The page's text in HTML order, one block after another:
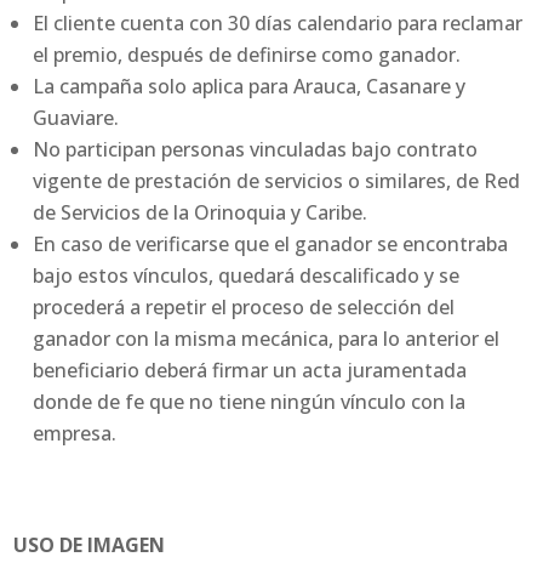
El cliente cuenta con 30 días calendario para reclamar
el premio, después de definirse como ganador.
La campaña solo aplica para Arauca, Casanare y
Guaviare.
No participan personas vinculadas bajo contrato
vigente de prestación de servicios o similares, de Red
de Servicios de la Orinoquia y Caribe.
En caso de verificarse que el ganador se encontraba
bajo estos vínculos, quedará descalificado y se
procederá a repetir el proceso de selección del
ganador con la misma mecánica, para lo anterior el
beneficiario deberá firmar un acta juramentada
donde de fe que no tiene ningún vínculo con la
empresa.
USO DE IMAGEN